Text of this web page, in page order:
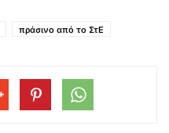
πράσινο από το ΣτΕ